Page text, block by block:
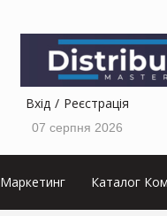
Вхід Реєстрація
07 серпня 2026
Маркетинг Каталог